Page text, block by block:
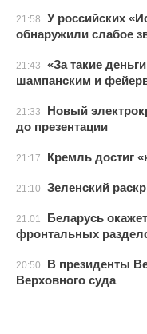
21:58
У российских
обнаружили слабое
21:43
«За такие
шампанским и
21:33
Новый
до презентации
21:17 Кремль достиг
21:10 Зеленский
21:01
Беларусь
фронтальных
20:50
В президенты
Верховного суда